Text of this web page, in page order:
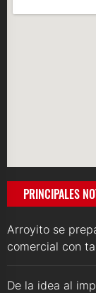
PRINCIPALES
Arroyito se
comercial con
De la idea al